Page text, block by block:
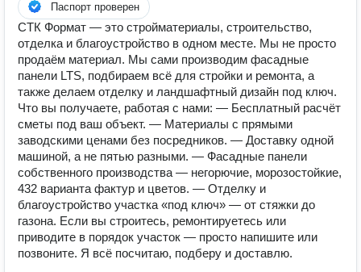
Паспорт проверен
СТК Формат — это стройматериалы, строительство,
отделка и благоустройство в одном месте. Мы не просто
продаём материал. Мы сами производим фасадные
панели LTS, подбираем всё для стройки и ремонта, а
также делаем отделку и ландшафтный дизайн под ключ.
Что вы получаете, работая с нами: — Бесплатный расчёт
сметы под ваш объект. — Материалы с прямыми
заводскими ценами без посредников. — Доставку одной
машиной, а не пятью разными. — Фасадные панели
собственного производства — негорючие, морозостойкие,
432 варианта фактур и цветов. — Отделку и
благоустройство участка «под ключ» — от стяжки до
газона. Если вы строитесь, ремонтируетесь или
приводите в порядок участок — просто напишите или
позвоните. Я всё посчитаю, подберу и доставлю.